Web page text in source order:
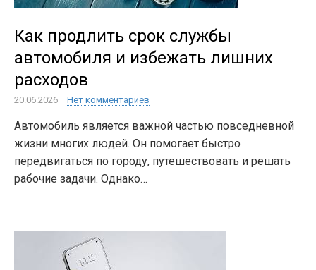
Как продлить срок службы
автомобиля и избежать лишних
расходов
20.06.2026 Нет комментариев
Автомобиль является важной частью повседневной
жизни многих людей. Он помогает быстро
передвигаться по городу, путешествовать и решать
рабочие задачи. Однако…